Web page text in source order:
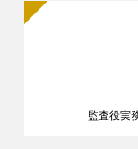
監査役実